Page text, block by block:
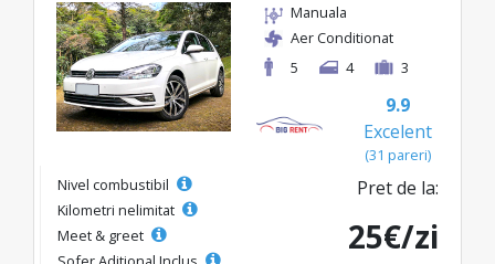
Manuala
Aer Conditionat
5
4 3
9.9
Excelent
(31 pareri)
Nivel combustibil
Kilometri nelimitat
Meet & greet
Pret de la:
25€/zi